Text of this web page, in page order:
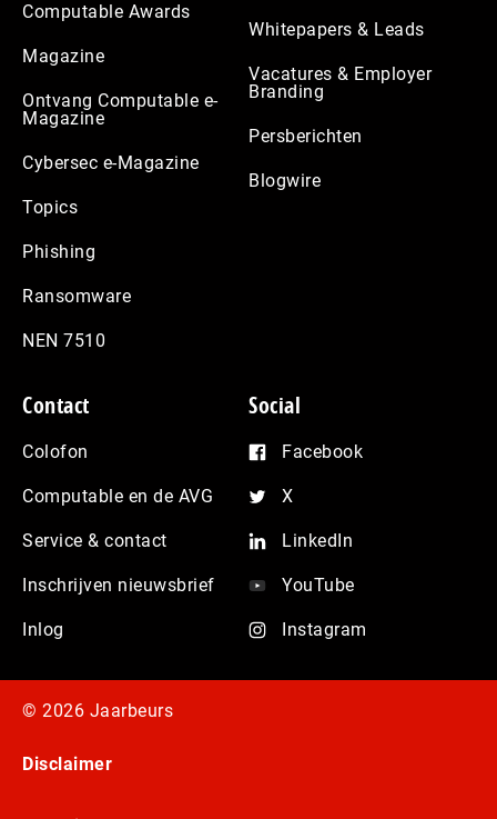
Computable Awards
Magazine
Ontvang Computable e-
Magazine
Cybersec e-Magazine
Topics
Phishing
Ransomware
NEN 7510
Whitepapers & Leads
Vacatures & Employer
Branding
Persberichten
Blogwire
Contact
Colofon
Computable en de AVG
Service & contact
Inschrijven nieuwsbrief
Inlog
Social
Facebook
X
LinkedIn
YouTube
Instagram
© 2026 Jaarbeurs
Disclaimer